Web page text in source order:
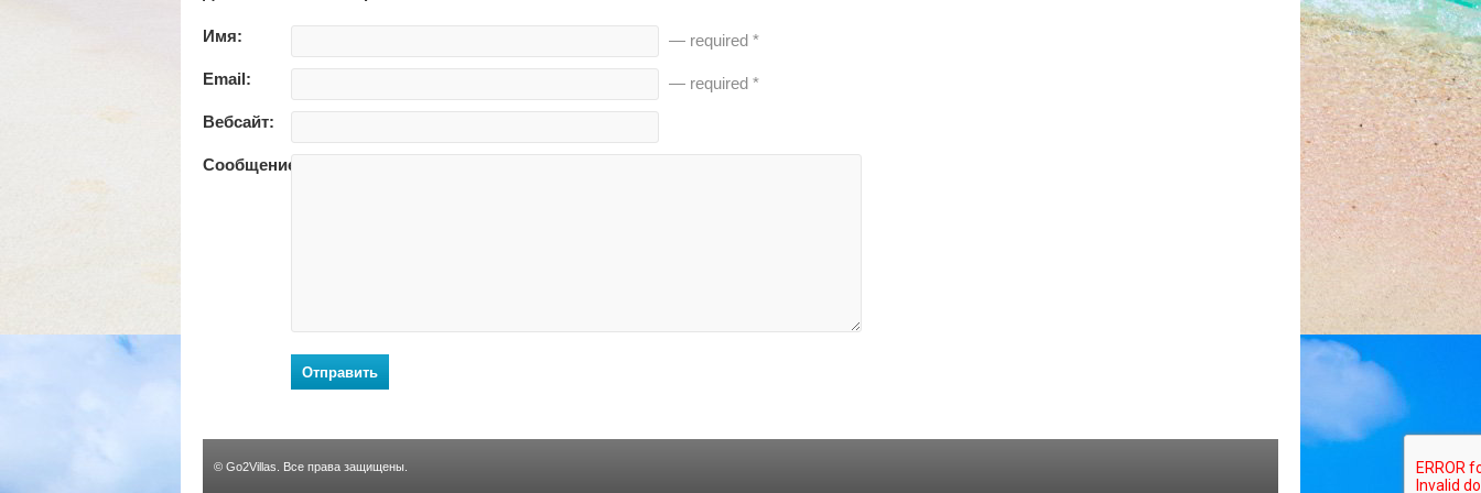
Имя: — required *
Email: — required *
Вебсайт:
Сообщение:
Отправить
© Go2Villas . Все права защищены.